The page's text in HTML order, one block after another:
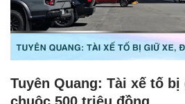
Tuyên Quang: Tài xế tố